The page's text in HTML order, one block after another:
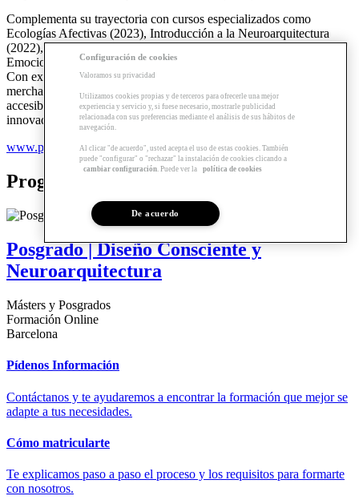
Complementa su trayectoria con cursos especializados como
Ecologías Afectivas (2023), Introducción a la Neuroarquitectura
(2022), y participaciones en las comunidades Neuroarquitectura y
Emociones y Espacios de Aprendizaje de Ana Mombiedro (2024).
Con experiencia en diseño retail, windows design y visual
merchandising, su enfoque profesional combina diseño,
accesibilidad y neuroarquitectura, impulsando proyectos
innovadores desde PalomaStudio.
www.palomastudio.es
Programas relacionados
Posgrado | Diseño Consciente y
Neuroarquitectura
Másters y Posgrados
Formación Online
Barcelona
Pídenos Información
Contáctanos y te ayudaremos a encontrar la formación que mejor se
adapte a tus necesidades.
Cómo matricularte
Te explicamos paso a paso el proceso y los requisitos para formarte
con nosotros.
Configuración de cookies
Valoramos su privacidad
Utilizamos cookies propias y de terceros para ofrecerle una mejor
experiencia y servicio y, si fuese necesario, mostrarle publicidad
relacionada con sus preferencias mediante el análisis de sus hábitos de
navegación.
Al clicar "de acuerdo", usted acepta el uso de estas cookies. También
puede "configurar" o "rechazar" la instalación de cookies clicando a
cambiar configuración. Puede ver la política de cookies
De acuerdo